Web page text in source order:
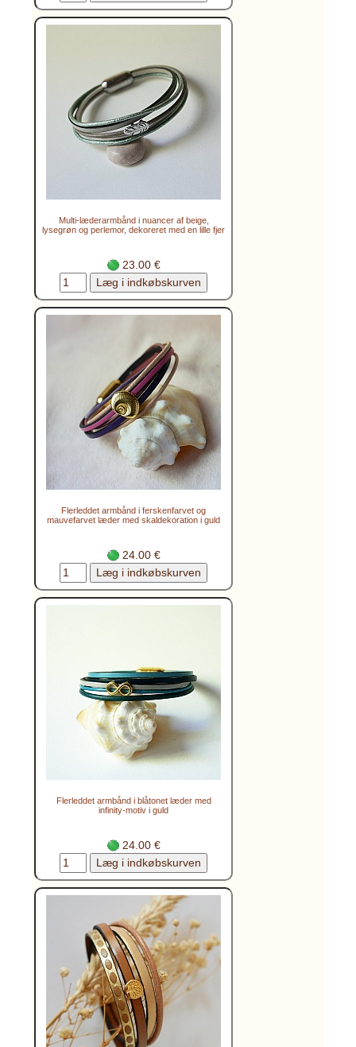
Multi-læderarmbånd i nuancer af beige,
lysegrøn og perlemor, dekoreret med en lille fjer
23.00 €
Flerleddet armbånd i ferskenfarvet og
mauvefarvet læder med skaldekoration i guld
24.00 €
Flerleddet armbånd i blåtonet læder med
infinity-motiv i guld
24.00 €